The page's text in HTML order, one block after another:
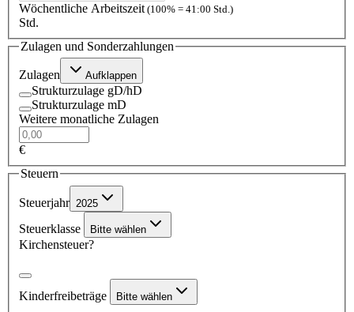
Wöchentliche Arbeitszeit (100% = 41:00 Std.)
Std.
Zulagen und Sonderzahlungen
Zulagen Aufklappen
Strukturzulage gD/hD
Strukturzulage mD
Weitere monatliche Zulagen
€
Steuern
Steuerjahr 2025
Steuerklasse Bitte wählen
Kirchensteuer?
Kinderfreibeträge Bitte wählen